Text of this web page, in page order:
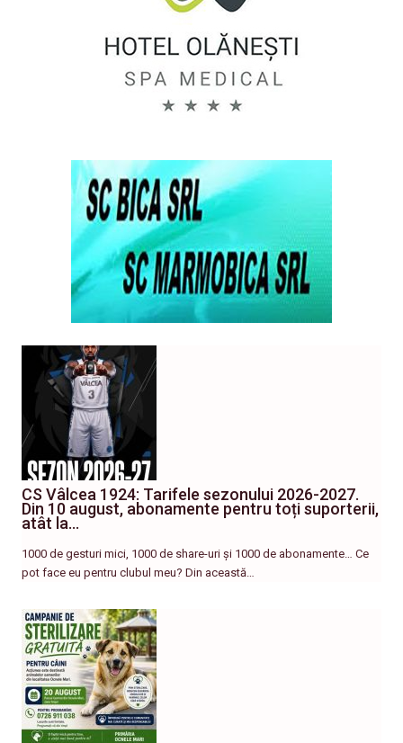
CS Vâlcea 1924: Tarifele sezonului 2026-2027.
Din 10 august, abonamente pentru toți suporterii,
atât la…
1000 de gesturi mici, 1000 de share-uri și 1000 de abonamente… Ce
pot face eu pentru clubul meu? Din această…